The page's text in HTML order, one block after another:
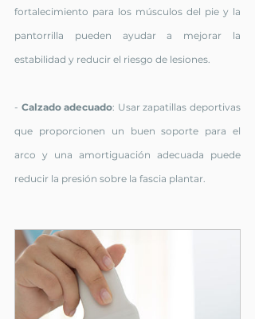
fortalecimiento para los músculos del pie y la
pantorrilla pueden ayudar a mejorar la
estabilidad y reducir el riesgo de lesiones.
- Calzado adecuado: Usar zapatillas deportivas
que proporcionen un buen soporte para el
arco y una amortiguación adecuada puede
reducir la presión sobre la fascia plantar.